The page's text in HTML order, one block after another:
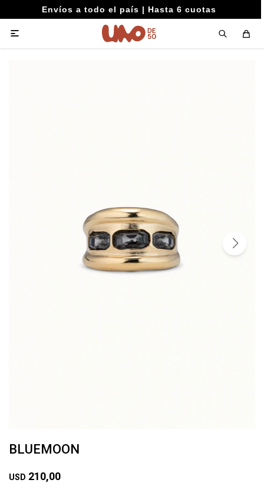
Envíos a todo el país | Hasta 6 cuotas

BLUEMOON
USD 210,00